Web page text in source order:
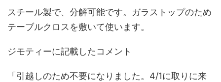
スチール製で、分解可能です。ガラストップのため
テーブルクロスを敷いて使います。
ジモティーに記載したコメント
「引越しのため不要になりました。4/1に取りに来